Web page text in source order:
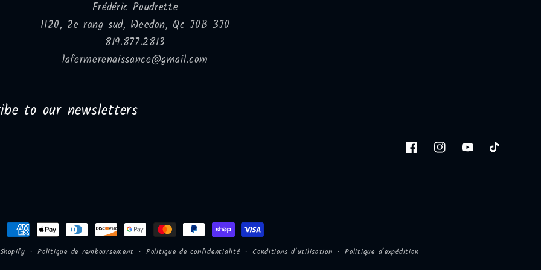
Frédéric Poudrette
1120, 2e rang sud, Weedon, Qc J0B 3J0
819.877.2813
lafermerenaissance@gmail.com
to our newsletters
FacebookInstagramYouTubeTikTok
Moyens
de
Politique de remboursement Politique de confidentialité Conditions d’utilisation Politique d’expédition